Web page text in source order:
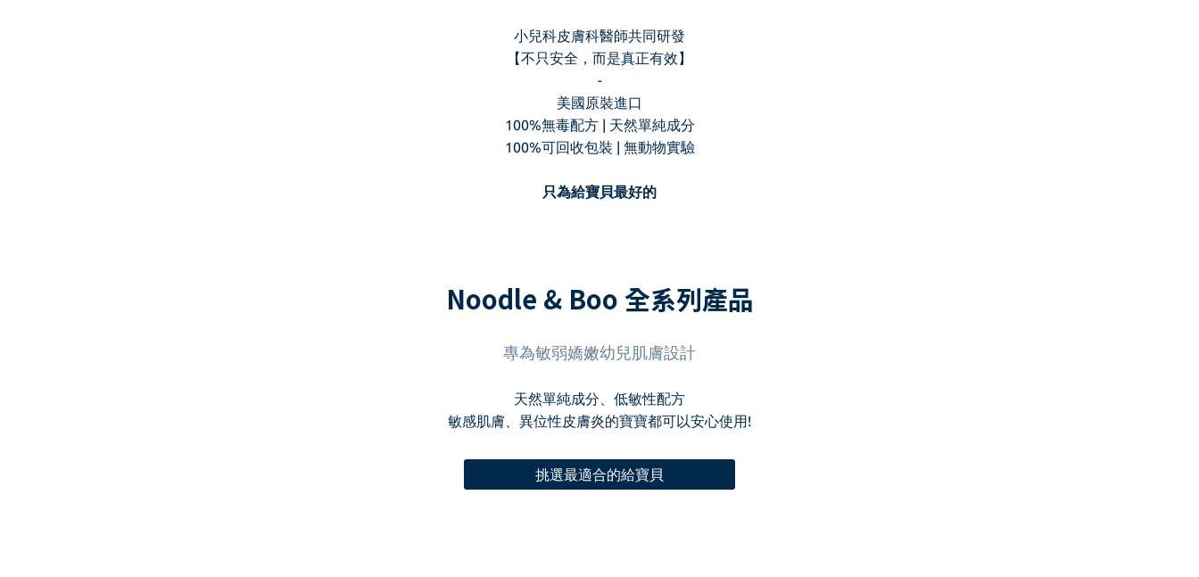
小兒科皮膚科醫師共同研發
【不只安全，而是真正有效】
-
美國原裝進口
100%無毒配方 | 天然單純成分
100%可回收包裝 | 無動物實驗
只為給寶貝最好的
Noodle & Boo 全系列產品
專為敏弱嬌嫩幼兒肌膚設計
天然單純成分、低敏性配方
敏感肌膚、異位性皮膚炎的寶寶都可以安心使用!
挑選最適合的給寶貝